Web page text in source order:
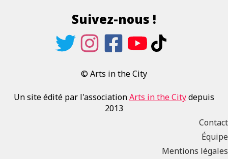
Suivez-nous !
© Arts in the City
Un site édité par l'associationArts in the Citydepuis
2013
Contact
Équipe
Mentions légales